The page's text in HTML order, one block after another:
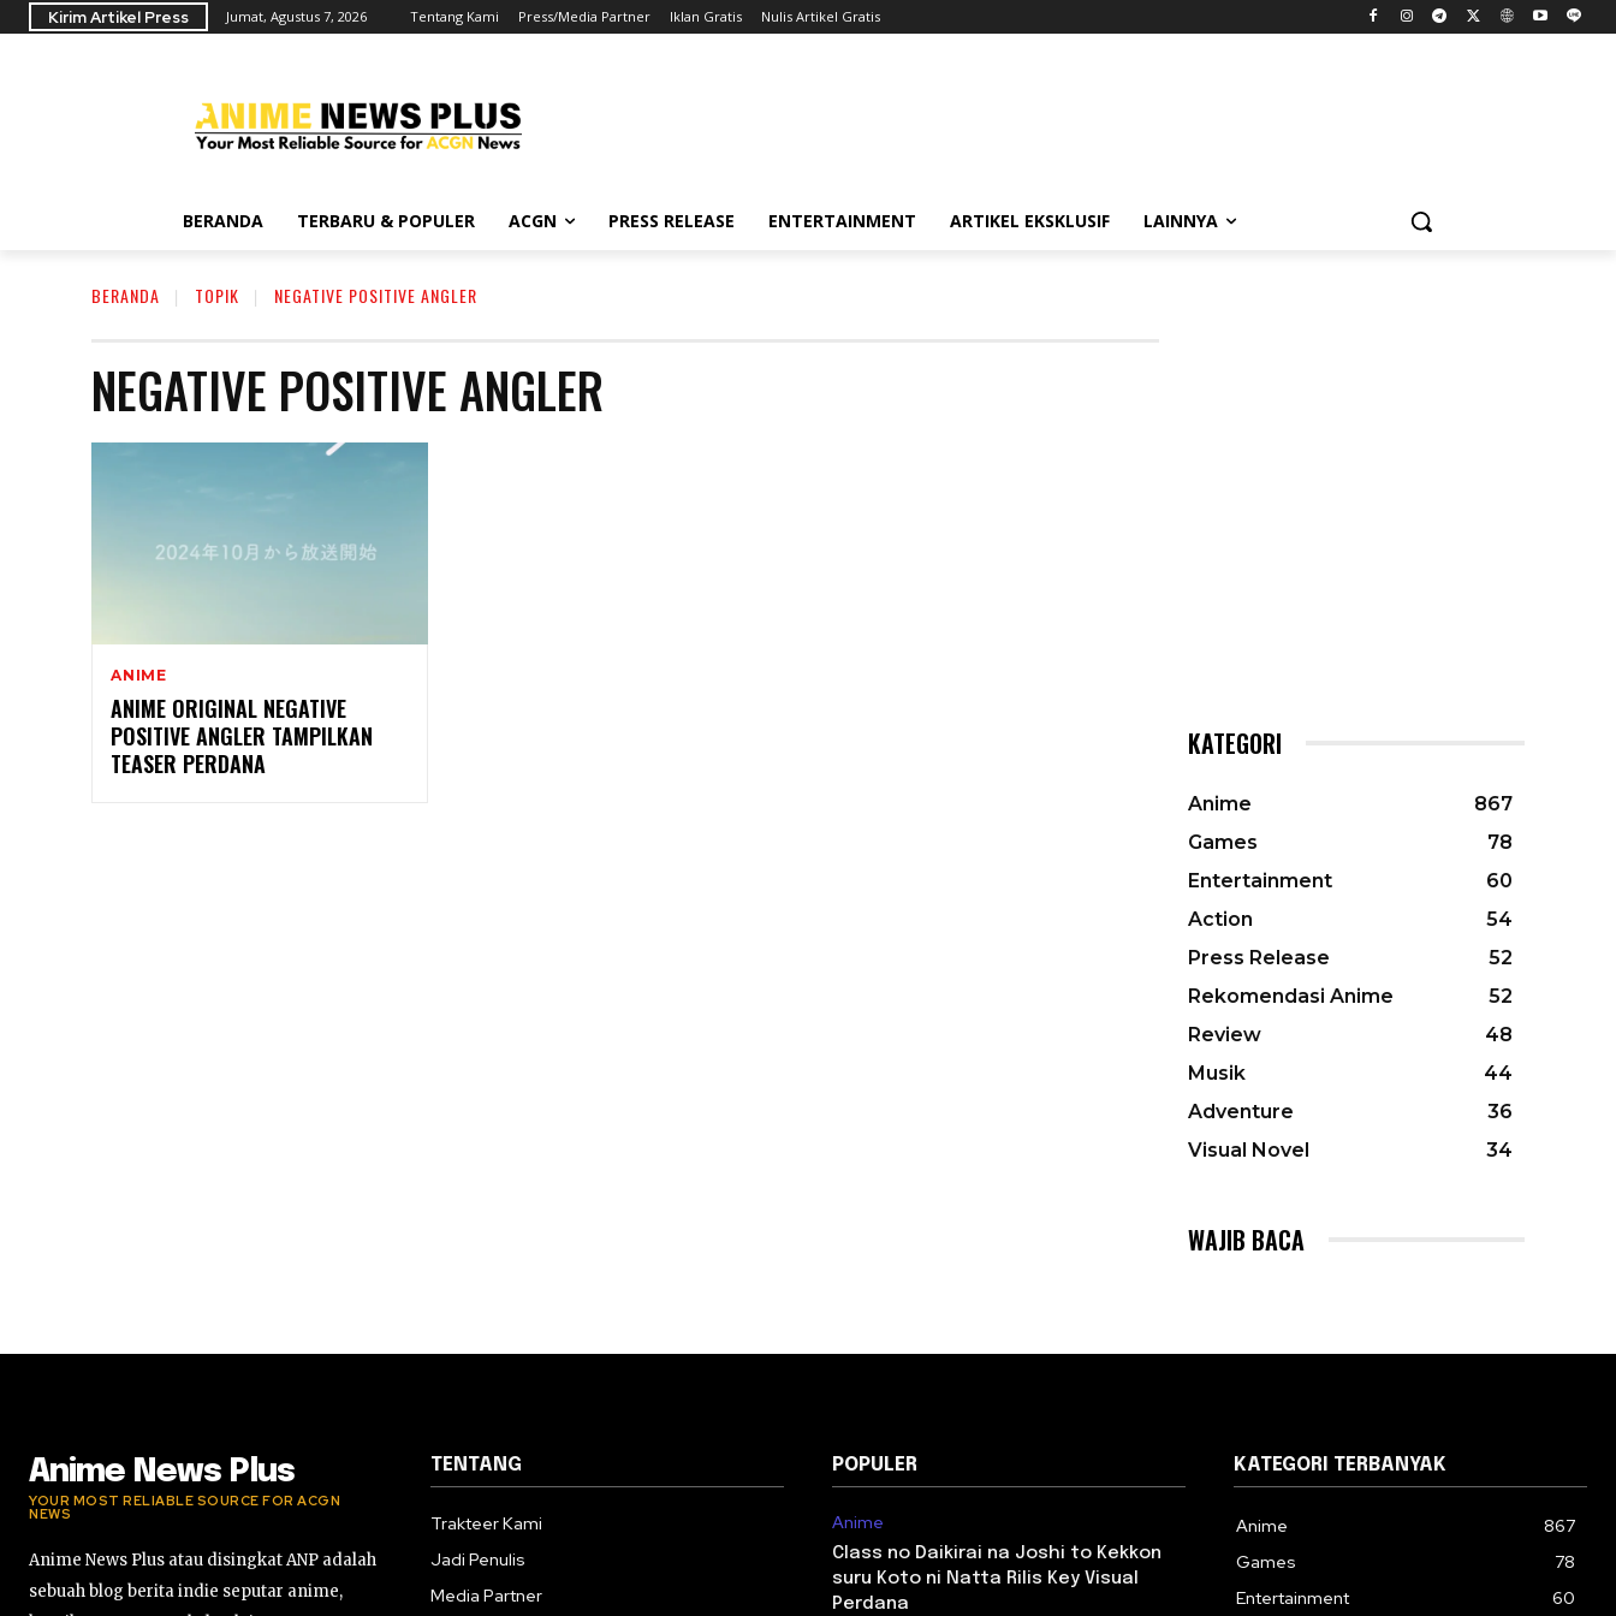
Kirim Artikel Press Jumat, Agustus 7, 2026 Tentang Kami Press/Media Partner Iklan Gratis Nulis Artikel Gratis
BERANDA TERBARU & POPULER ACGN PRESS RELEASE ENTERTAINMENT ARTIKEL EKSKLUSIF LAINNYA
BERANDA TOPIK NEGATIVE POSITIVE ANGLER
NEGATIVE POSITIVE ANGLER
ANIME
ANIME ORIGINAL NEGATIVE
POSITIVE ANGLER TAMPILKAN
TEASER PERDANA
KATEGORI
Anime
867
Games
78
Entertainment
60
Action
54
Press Release
52
Rekomendasi Anime
52
Review
48
Musik
44
Adventure
36
Visual Novel
34
WAJIB BACA
Anime News Plus
YOUR MOST RELIABLE SOURCE FOR ACGN
NEWS
Anime News Plus atau disingkat ANP adalah
sebuah blog berita indie seputar anime,
TENTANG
Trakteer Kami
Jadi Penulis
Media Partner
POPULER
Anime
Class no Daikirai na Joshi to Kekkon
suru Koto ni Natta Rilis Key Visual
Perdana
KATEGORI TERBANYAK
Anime
867
Games
78
Entertainment
60